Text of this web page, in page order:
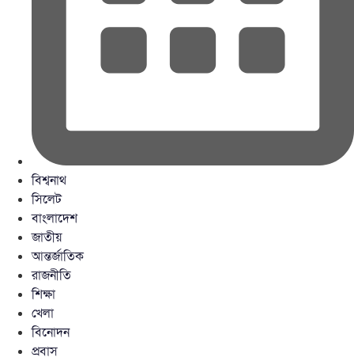
বিশ্বনাথ
সিলেট
বাংলাদেশ
জাতীয়
আন্তর্জাতিক
রাজনীতি
শিক্ষা
খেলা
বিনোদন
প্রবাস